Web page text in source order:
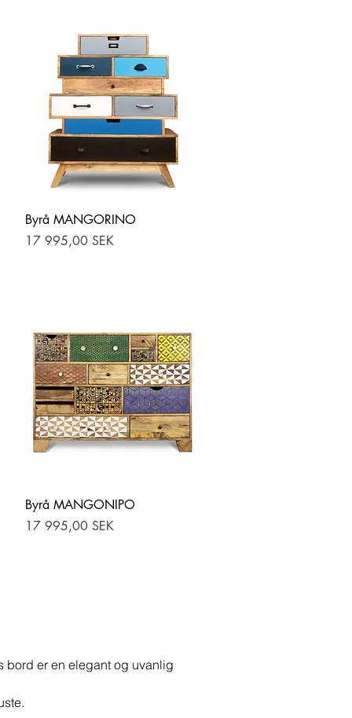
Hurtigvisning
Byrå MANGORINO
Pris
17 995,00 SEK
Hurtigvisning
Byrå MANGONIPO
Pris
17 995,00 SEK
bord er en elegant og uvanlig